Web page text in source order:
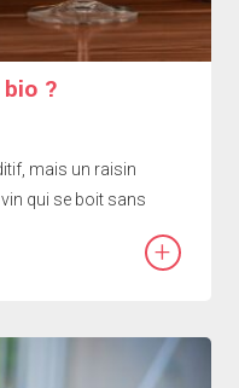
?
mais un raisin
qui se boit sans
+